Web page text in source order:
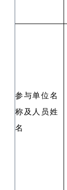
参与单位名
称及人员姓
名